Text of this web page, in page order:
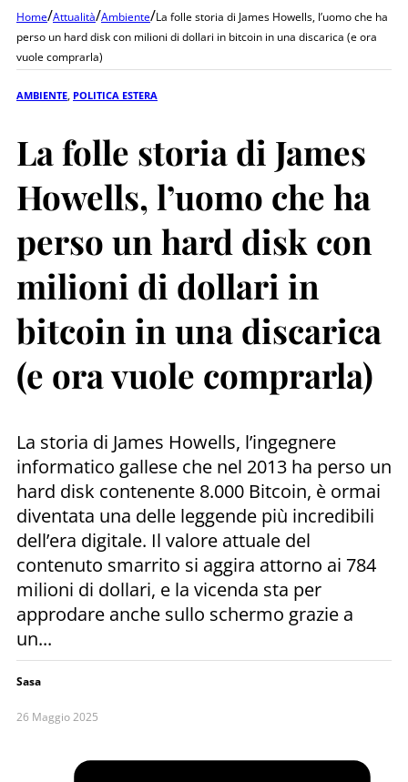
Home/Attualità/Ambiente/La folle storia di James Howells, l’uomo che ha
perso un hard disk con milioni di dollari in bitcoin in una discarica (e ora
vuole comprarla)
AMBIENTE POLITICA ESTERA
La folle storia di James
Howells, l’uomo che ha
perso un hard disk con
milioni di dollari in
bitcoin in una discarica
(e ora vuole comprarla)
La storia di James Howells, l’ingegnere
informatico gallese che nel 2013 ha perso un
hard disk contenente 8.000 Bitcoin, è ormai
diventata una delle leggende più incredibili
dell’era digitale. Il valore attuale del
contenuto smarrito si aggira attorno ai 784
milioni di dollari, e la vicenda sta per
approdare anche sullo schermo grazie a
un...
Sasa
26 Maggio 2025